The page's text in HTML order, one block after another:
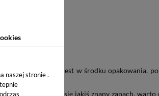
naszej stronie .
wnętrze i to co jest w środku opakowania,
wzrasta.
podoba nam się jakiś znany zapach, warto